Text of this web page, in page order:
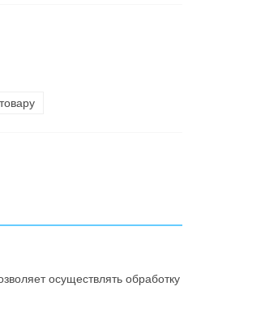
осуществлять обработку